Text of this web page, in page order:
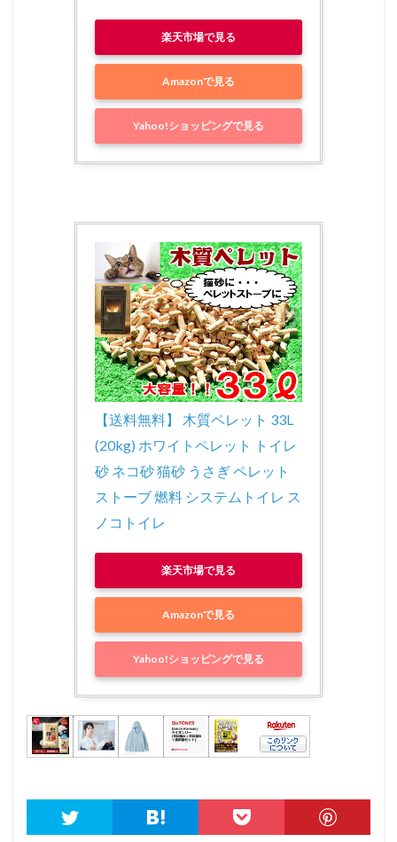
楽天市場で見る
Amazonで見る
Yahoo!ショッピングで見る
【送料無料】 木質ペレット 33L
(20kg) ホワイトペレット トイレ
砂 ネコ砂 猫砂 うさぎ ペレット
ストーブ 燃料 システムトイレ ス
ノコトイレ
楽天市場で見る
Amazonで見る
Yahoo!ショッピングで見る